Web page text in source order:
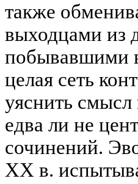
также
выходцами из
побывавшими
целая сеть
уяснить
едва ли не
сочинений.
XX в.